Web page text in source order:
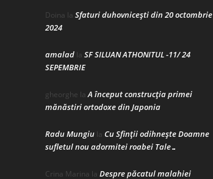
Doina la Sfaturi duhovnicești din 20 octombrie
2024
amalad la SF SILUAN ATHONITUL -11/ 24
SEPEMBRIE
gheorghe laA început construcţia primei
mănăstiri ortodoxe din Japonia
Radu Mungiu la Cu Sfinții odihnește Doamne
sufletul nou adormitei roabei Tale…
Crina Marina la Despre păcatul malahiei